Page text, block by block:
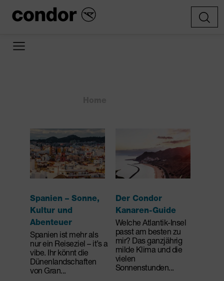
Spanien – Sonne,
Kultur und
Abenteuer
Spanien ist mehr als
nur ein Reiseziel – it’s a
vibe. Ihr könnt die
Dünenlandschaften
von Gran...
Der Condor
Kanaren-Guide
Welche Atlantik-Insel
passt am besten zu
mir? Das ganzjährig
milde Klima und die
vielen
Sonnenstunden...